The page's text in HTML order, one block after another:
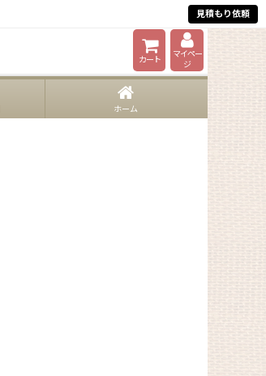
見積もり依頼
カート
マイペー
ジ
ホーム